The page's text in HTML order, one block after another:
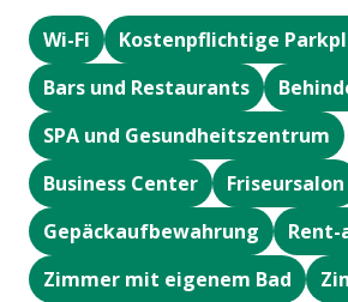
Wi-Fi
Kostenpflichtige
Bars und Restaurants
SPA und Gesundheitszentrum
Business Center
Friseursalon
Gepäckaufbewahrung
Rent-
Zimmer mit eigenem Bad